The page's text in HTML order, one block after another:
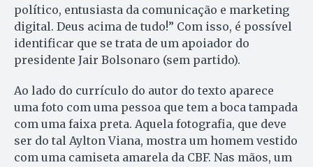
político, entusiasta da comunicação e marketing
digital. Deus acima de tudo!” Com isso, é possível
identificar que se trata de um apoiador do
presidente Jair Bolsonaro (sem partido).
Ao lado do currículo do autor do texto aparece
uma foto com uma pessoa que tem a boca tampada
com uma faixa preta. Aquela fotografia, que deve
ser do tal Aylton Viana, mostra um homem vestido
com uma camiseta amarela da CBF. Nas mãos, um